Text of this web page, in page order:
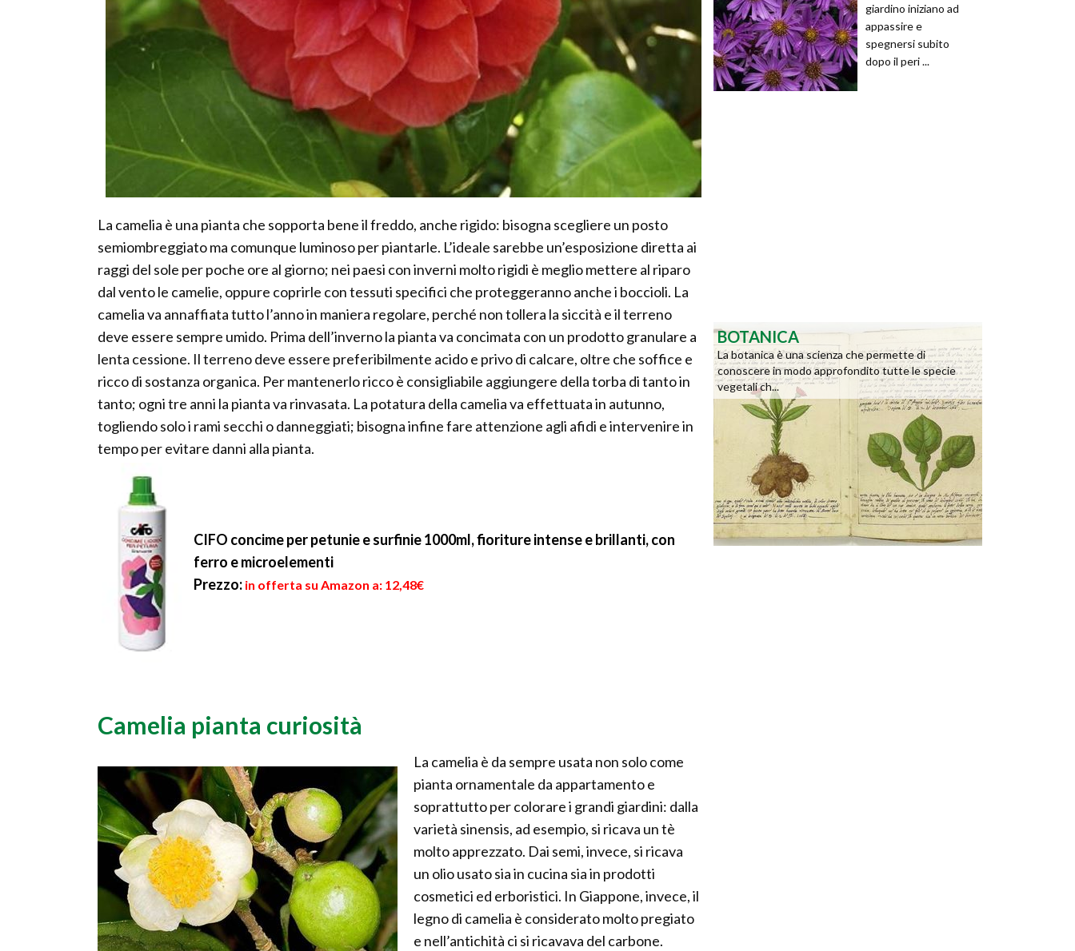
La camelia è una pianta che sopporta bene il freddo, anche rigido: bisogna scegliere un posto
semiombreggiato ma comunque luminoso per piantarle. L’ideale sarebbe un’esposizione diretta ai
raggi del sole per poche ore al giorno; nei paesi con inverni molto rigidi è meglio mettere al riparo
dal vento le camelie, oppure coprirle con tessuti specifici che proteggeranno anche i boccioli. La
camelia va annaffiata tutto l’anno in maniera regolare, perché non tollera la siccità e il terreno
deve essere sempre umido. Prima dell’inverno la pianta va concimata con un prodotto granulare a
lenta cessione. Il terreno deve essere preferibilmente acido e privo di calcare, oltre che soffice e
ricco di sostanza organica. Per mantenerlo ricco è consigliabile aggiungere della torba di tanto in
tanto; ogni tre anni la pianta va rinvasata. La potatura della camelia va effettuata in autunno,
togliendo solo i rami secchi o danneggiati; bisogna infine fare attenzione agli afidi e intervenire in
tempo per evitare danni alla pianta.
CIFO concime per petunie e surfinie 1000ml, fioriture intense e brillanti, con
ferro e microelementi
Prezzo: in offerta su Amazon a: 12,48€
Camelia pianta curiosità
La camelia è da sempre usata non solo come
pianta ornamentale da appartamento e
soprattutto per colorare i grandi giardini: dalla
varietà sinensis, ad esempio, si ricava un tè
molto apprezzato. Dai semi, invece, si ricava
un olio usato sia in cucina sia in prodotti
cosmetici ed erboristici. In Giappone, invece, il
legno di camelia è considerato molto pregiato
e nell’antichità ci si ricavava del carbone.
giardino iniziano ad
appassire e
spegnersi subito
dopo il peri ...
BOTANICA
La botanica è una scienza che permette di
conoscere in modo approfondito tutte le specie
vegetali ch...